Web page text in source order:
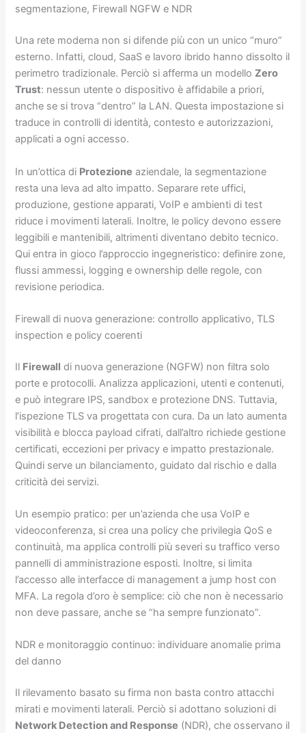
segmentazione, Firewall NGFW e NDR
Una rete moderna non si difende più con un unico “muro”
esterno. Infatti, cloud, SaaS e lavoro ibrido hanno dissolto il
perimetro tradizionale. Perciò si afferma un modelloZero
Trust: nessun utente o dispositivo è affidabile a priori,
anche se si trova “dentro” la LAN. Questa impostazione si
traduce in controlli di identità, contesto e autorizzazioni,
applicati a ogni accesso.
In un’ottica di Protezione aziendale, la segmentazione
resta una leva ad alto impatto. Separare rete uffici,
produzione, gestione apparati, VoIP e ambienti di test
riduce i movimenti laterali. Inoltre, le policy devono essere
leggibili e mantenibili, altrimenti diventano debito tecnico.
Qui entra in gioco l’approccio ingegneristico: definire zone,
flussi ammessi, logging e ownership delle regole, con
revisione periodica.
Firewall di nuova generazione: controllo applicativo, TLS
inspection e policy coerenti
Il Firewall di nuova generazione (NGFW) non filtra solo
porte e protocolli. Analizza applicazioni, utenti e contenuti,
e può integrare IPS, sandbox e protezione DNS. Tuttavia,
l’ispezione TLS va progettata con cura. Da un lato aumenta
visibilità e blocca payload cifrati, dall’altro richiede gestione
certificati, eccezioni per privacy e impatto prestazionale.
Quindi serve un bilanciamento, guidato dal rischio e dalla
criticità dei servizi.
Un esempio pratico: per un’azienda che usa VoIP e
videoconferenza, si crea una policy che privilegia QoS e
continuità, ma applica controlli più severi su traffico verso
pannelli di amministrazione esposti. Inoltre, si limita
l’accesso alle interfacce di management a jump host con
MFA. La regola d’oro è semplice: ciò che non è necessario
non deve passare, anche se “ha sempre funzionato”.
NDR e monitoraggio continuo: individuare anomalie prima
del danno
Il rilevamento basato su firma non basta contro attacchi
mirati e movimenti laterali. Perciò si adottano soluzioni di
Network Detection and Response (NDR), che osservano il